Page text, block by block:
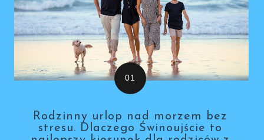
Rodzinny urlop nad morzem bez
stresu. Dlaczego Świnoujście to